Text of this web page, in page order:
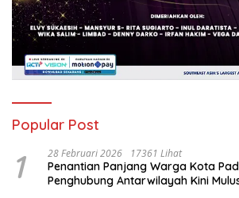
Popular Post
1 28 Februari 2026 17361 Lihat
Penantian Panjang Warga Kota
Penghubung Antarwilayah Kini